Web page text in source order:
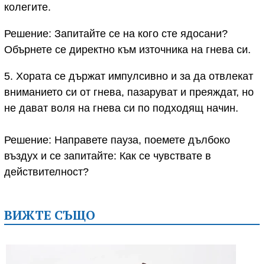
колегите.
Решение: Запитайте се на кого сте ядосани?
Обърнете се директно към източника на гнева си.
5. Хората се държат импулсивно и за да отвлекат
вниманието си от гнева, пазаруват и преяждат, но
не дават воля на гнева си по подходящ начин.
Решение: Направете пауза, поемете дълбоко
въздух и се запитайте: Как се чувствате в
действителност?
ВИЖТЕ СЪЩО